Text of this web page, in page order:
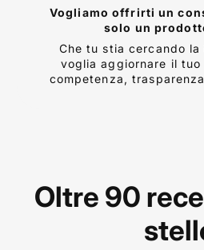
Vogliamo offrirti un
solo un
Che tu stia cercando
voglia aggiornare il
competenza,
Oltre 90